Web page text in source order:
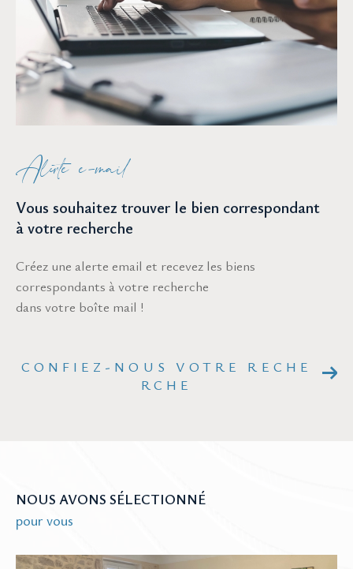
Alerte e-mail
Vous souhaitez trouver le bien correspondant
à votre recherche
Créez une alerte email et recevez les biens
correspondants à votre recherche
dans votre boîte mail !
CONFIEZ-NOUS VOTRE RECHE
RCHE
NOUS AVONS SÉLECTIONNÉ
pour vous